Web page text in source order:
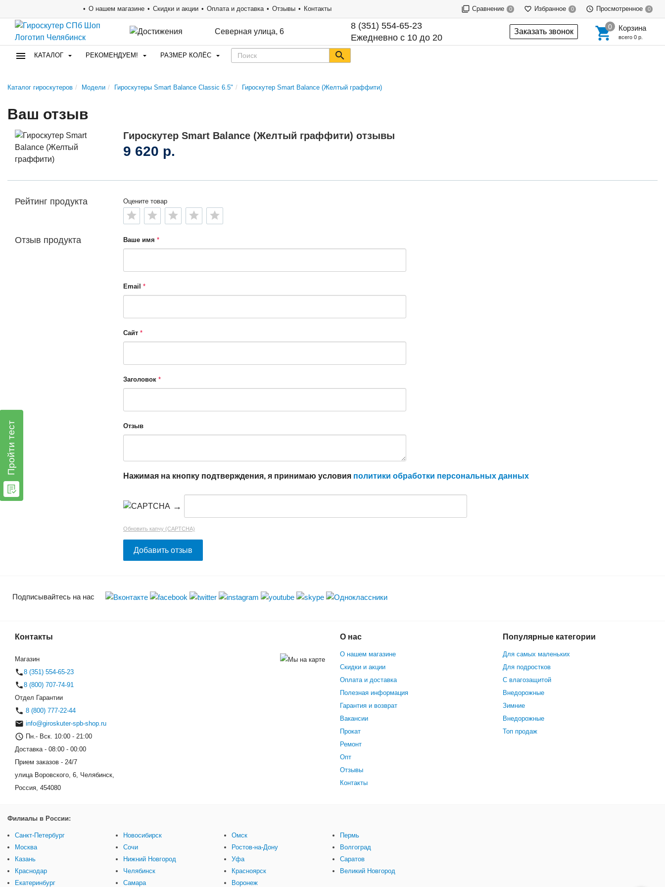
О нашем магазине Скидки и акции Оплата и доставка Отзывы Контакты Сравнение 0 Избранное 0 Просмотренное 0
Северная улица, 6
8 (351) 554-65-23
Ежедневно с 10 до 20
Заказать звонок Корзина
всего 0 р.
КАТАЛОГ РЕКОМЕНДУЕМ! РАЗМЕР КОЛЁС
Каталог гироскутеров Модели Гироскутеры Smart Balance Classic 6.5" Гироскутер Smart Balance (Желтый граффити)
Ваш отзыв
Гироскутер Smart Balance (Желтый граффити) отзывы
9 620 р.
Рейтинг продукта Оцените товар
Отзыв продукта Ваше имя
Email
Сайт
Заголовок
Отзыв
Нажимая на кнопку подтверждения, я принимаю условия политики обработки персональных данных
→
Обновить капчу (CAPTCHA)
Подписывайтесь на нас
Контакты
Магазин
8 (351) 554-65-23
8 (800) 707-74-91
Отдел Гарантии
8 (800) 777-22-44
info@giroskuter-spb-shop.ru
Пн.- Вск. 10:00 - 21:00
Доставка - 08:00 - 00:00
Прием заказов - 24/7
улица Воровского, 6, Челябинск,
Россия, 454080
О нас
О нашем магазине
Скидки и акции
Оплата и доставка
Полезная информация
Гарантия и возврат
Вакансии
Прокат
Ремонт
Опт
Отзывы
Контакты
Популярные категории
Для самых маленьких
Для подростков
С влагозащитой
Внедорожные
Зимние
Внедорожные
Топ продаж
Филиалы в России:
Санкт-Петербург
Москва
Казань
Краснодар
Екатеринбург
Новосибирск
Сочи
Нижний Новгород
Челябинск
Самара
Омск
Ростов-на-Дону
Уфа
Красноярск
Воронеж
Пермь
Волгоград
Саратов
Великий Новгород
Пройти тест